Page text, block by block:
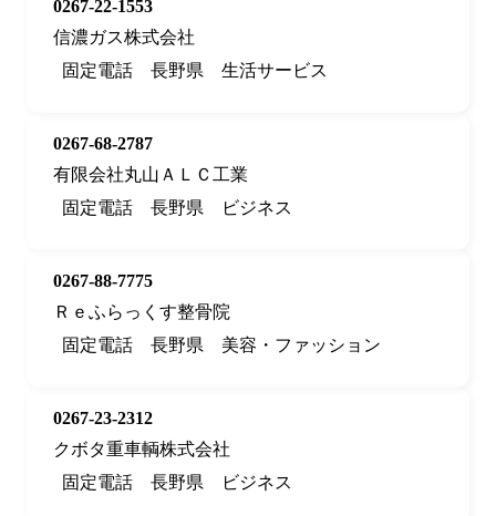
0267-22-1553
信濃ガス株式会社
固定電話
長野県 生活サービス
0267-68-2787
有限会社丸山ＡＬＣ工業
固定電話
長野県 ビジネス
0267-88-7775
Ｒｅふらっくす整骨院
固定電話
長野県 美容・ファッション
0267-23-2312
クボタ重車輌株式会社
固定電話
長野県 ビジネス